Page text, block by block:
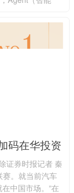
接连涌现。在此
金经理在科技投
采访的基金经理
码在华投资
证券时报记者 秦
赛。就当前汽车
中国市场。”在